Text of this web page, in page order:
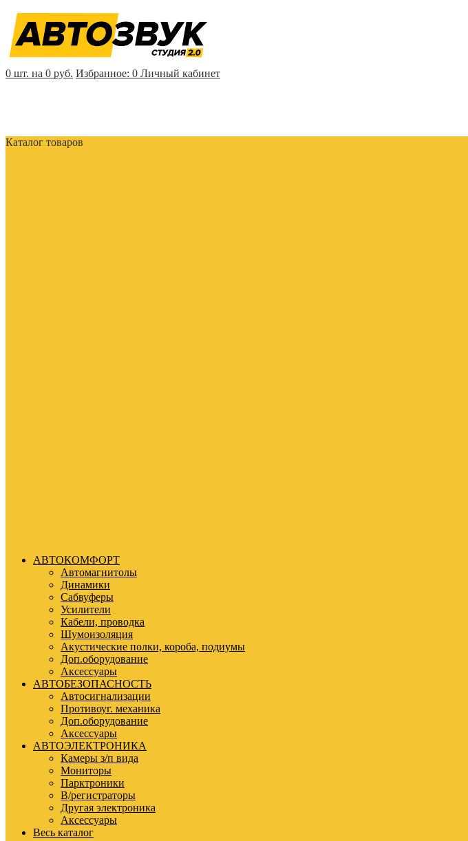
0 шт. на 0 руб. Избранное: 0 Личный кабинет
Каталог товаров
АВТОКОМФОРТ
Автомагнитолы
Динамики
Сабвуферы
Усилители
Кабели, проводка
Шумоизоляция
Акустические полки, короба, подиумы
Доп.оборудование
Аксессуары
АВТОБЕЗОПАСНОСТЬ
Автосигнализации
Противоуг. механика
Доп.оборудование
Аксессуары
АВТОЭЛЕКТРОНИКА
Камеры з/п вида
Мониторы
Парктроники
В/регистраторы
Другая электроника
Аксессуары
Весь каталог